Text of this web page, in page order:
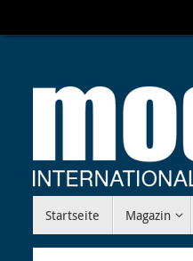
Inhalt
Inhalt
Startseite Magazin